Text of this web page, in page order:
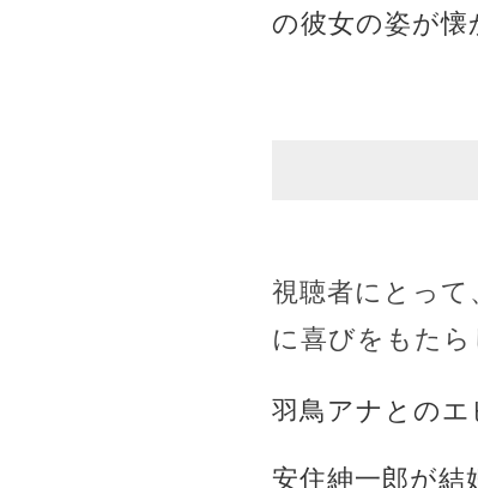
の彼女の姿が懐
視聴者にとって
に喜びをもたら
羽鳥アナとのエ
安住紳一郎が結